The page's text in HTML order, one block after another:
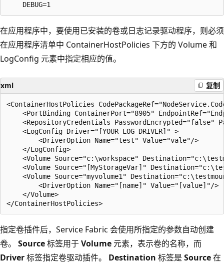
在应用程序中，要使用已安装的卷或日志记录驱动程序，则必须
在应用程序清单中 ContainerHostPolicies 下方的 Volume 和
LogConfig 元素中指定相应的值。
xml 复制
<ContainerHostPolicies
<PortBinding ContainerPort="8905"
<RepositoryCredentials PasswordEncrypted="false"
    <LogConfig Driver="[YOUR_LOG_DRIVER]" >
        <DriverOption Name="test" Value="vale"/>
    </LogConfig>
<Volume Source="c:\workspace"
<Volume Source="[MyStorageVar]"
<Volume Source="myvolume1"
        <DriverOption Name="[name]" Value="[value]"/>
    </Volume>
指定卷插件后，Service Fabric 会使用所指定的参数自动创建
卷。 Source标签用于Volume 元素，表示卷的名称，而
Driver标签指定卷驱动插件。 Destination 标签是 Source在